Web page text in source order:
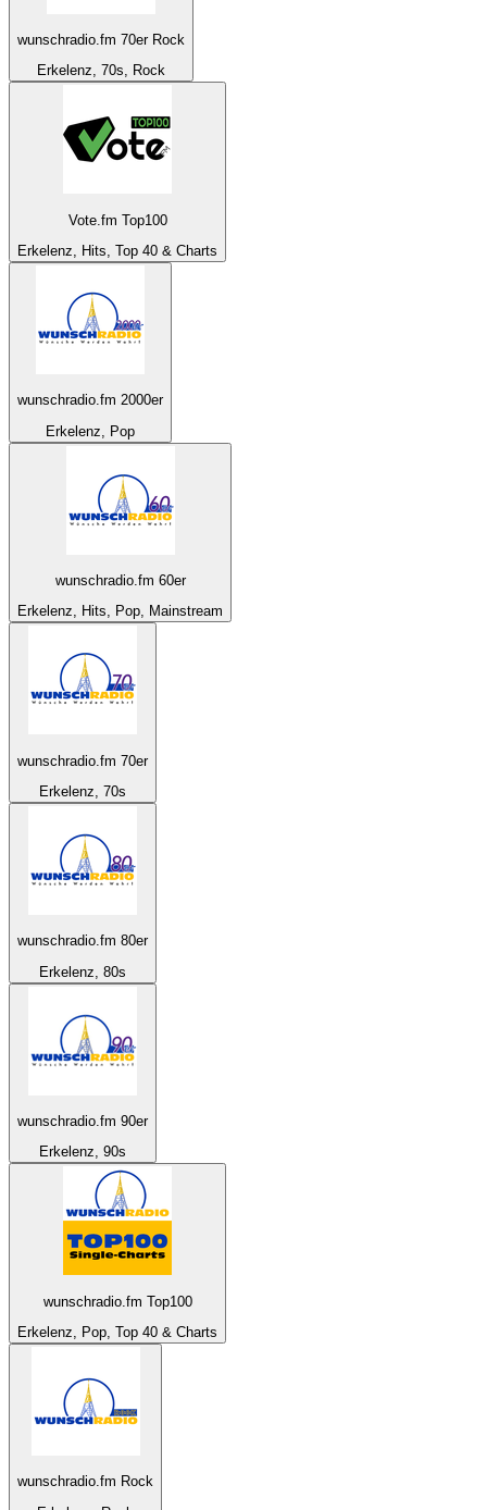
wunschradio.fm 70er Rock
Erkelenz, 70s, Rock
Vote.fm Top100
Erkelenz, Hits, Top 40 & Charts
wunschradio.fm 2000er
Erkelenz, Pop
wunschradio.fm 60er
Erkelenz, Hits, Pop, Mainstream
wunschradio.fm 70er
Erkelenz, 70s
wunschradio.fm 80er
Erkelenz, 80s
wunschradio.fm 90er
Erkelenz, 90s
wunschradio.fm Top100
Erkelenz, Pop, Top 40 & Charts
wunschradio.fm Rock